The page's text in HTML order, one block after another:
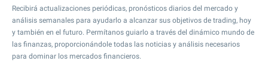
Recibirá actualizaciones periódicas, pronósticos diarios del mercado y
análisis semanales para ayudarlo a alcanzar sus objetivos de trading, hoy
y también en el futuro. Permítanos guiarlo a través del dinámico mundo de
las finanzas, proporcionándole todas las noticias y análisis necesarios
para dominar los mercados financieros.